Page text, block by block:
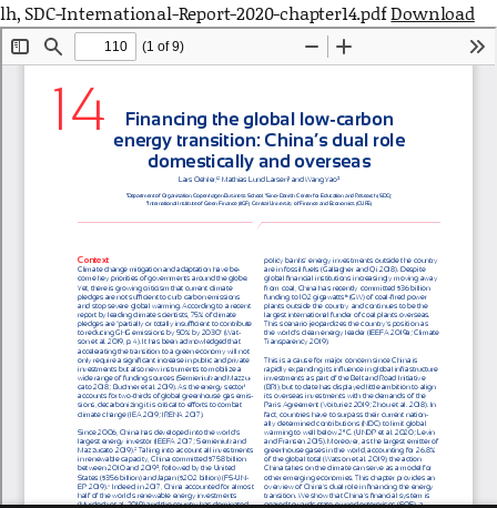
lh, SDC-International-Report-2020-chapter14.pdfDownload